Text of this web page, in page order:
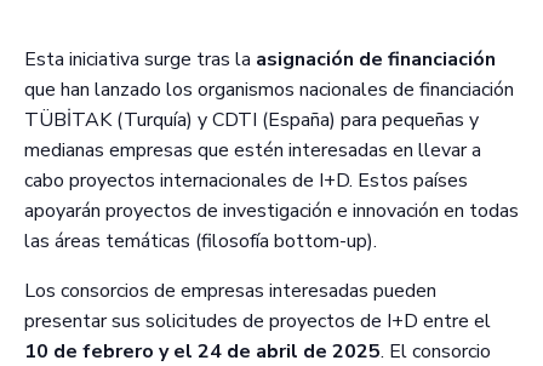
Esta iniciativa surge tras la asignación de financiación
que han lanzado los organismos nacionales de financiación
TÜBİTAK (Turquía) y CDTI (España) para pequeñas y
medianas empresas que estén interesadas en llevar a
cabo proyectos internacionales de I+D. Estos países
apoyarán proyectos de investigación e innovación en todas
las áreas temáticas (filosofía bottom-up).
Los consorcios de empresas interesadas pueden
presentar sus solicitudes de proyectos de I+D entre el
10 de febrero y el 24 de abril de 2025. El consorcio